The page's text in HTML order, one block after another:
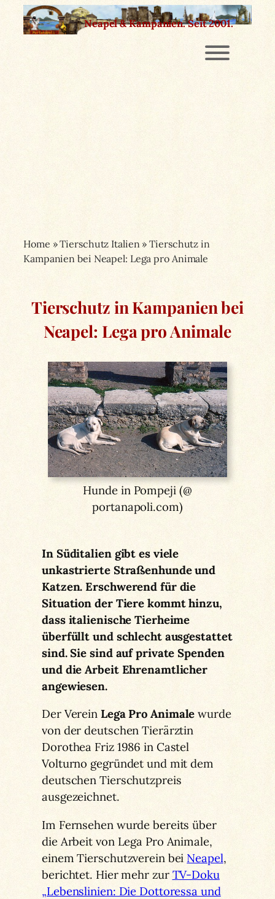
Zum
Inhalt
Neapel & Kampanien.Seit 2001.
Home »Tierschutz Italien»Tierschutz in
Kampanien bei Neapel: Lega pro Animale
Tierschutz in Kampanien bei
Neapel: Lega pro Animale
Hunde in Pompeji (@
portanapoli.com)
In Süditalien gibt es viele
unkastrierte Straßenhunde und
Katzen. Erschwerend für die
Situation der Tiere kommt hinzu,
dass italienische Tierheime
überfüllt und schlecht ausgestattet
sind. Sie sind auf private Spenden
und die Arbeit Ehrenamtlicher
angewiesen.
Der Verein Lega Pro Animale wurde
von der deutschen Tierärztin
Dorothea Friz 1986 in Castel
Volturno gegründet und mit dem
deutschen Tierschutzpreis
ausgezeichnet.
Im Fernsehen wurde bereits über
die Arbeit von Lega Pro Animale,
einem Tierschutzverein bei Neapel,
berichtet. Hier mehr zur TV-Doku
„Lebenslinien: Die Dottoressa und